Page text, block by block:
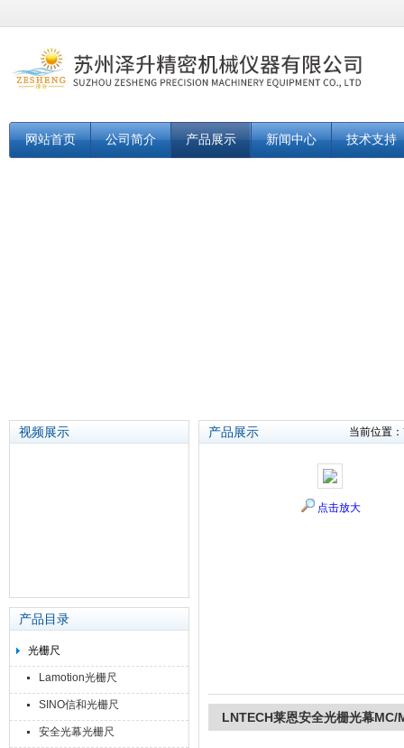
网站首页 公司简介 产品展示 新闻中心 技术支持
视频展示
产品目录
光栅尺
Lamotion光栅尺
SINO信和光栅尺
安全光幕光栅尺
产品展示 当前位置：
点击放大
LNTECH莱恩安全光栅光幕MC/